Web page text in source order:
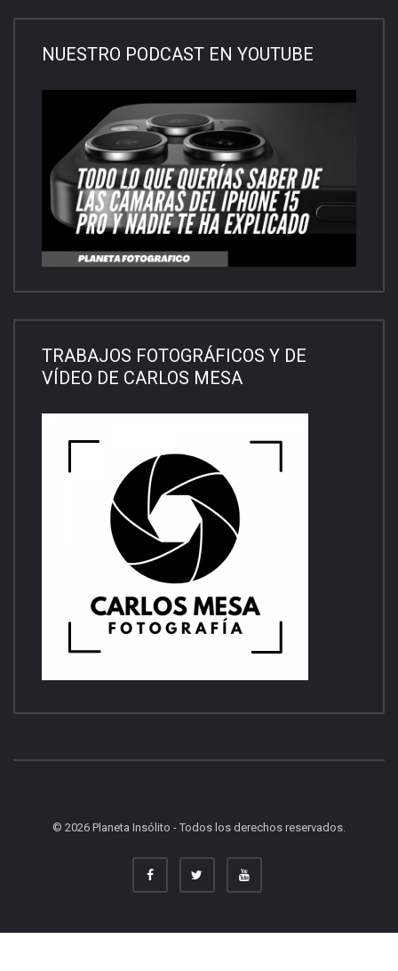
NUESTRO PODCAST EN YOUTUBE
TRABAJOS FOTOGRÁFICOS Y DE
VÍDEO DE CARLOS MESA
© 2026 Planeta Insólito - Todos los derechos reservados.